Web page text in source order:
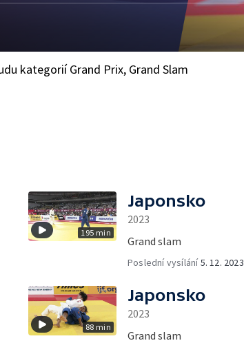
kategorií Grand Prix, Grand Slam
195 min
Japonsko
2023
Grand slam
Poslední vysílání5. 12. 2023
88 min
Japonsko
2023
Grand slam